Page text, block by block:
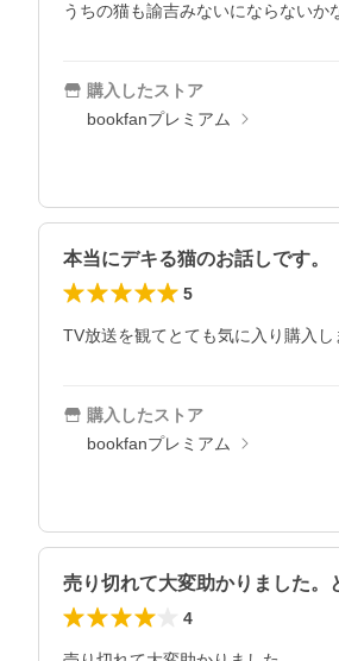
うちの猫も諭吉みないにならないか
購入したストア
bookfanプレミアム
本当にデキる猫のお話しです。
5
購入したストア
bookfanプレミアム
売り切れて大変助かりました
4